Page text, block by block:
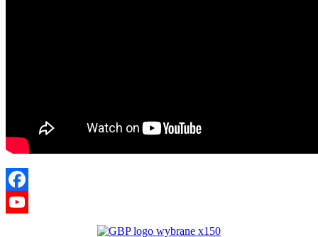
Facebook